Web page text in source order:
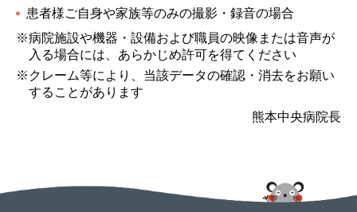
患者様ご自身や家族等のみの撮影・録音の場合
※病院施設や機器・設備および職員の映像または音声が
入る場合には、あらかじめ許可を得てください
※クレーム等により、当該データの確認・消去をお願い
することがあります
熊本中央病院長